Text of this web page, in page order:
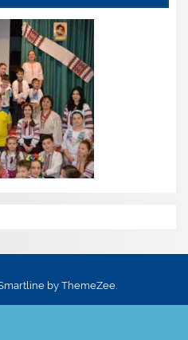
by ThemeZee.